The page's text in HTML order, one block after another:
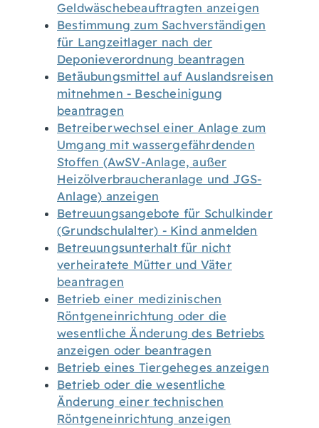
Geldwäschebeauftragten anzeigen
Bestimmung zum Sachverständigen
für Langzeitlager nach der
Deponieverordnung beantragen
Betäubungsmittel auf Auslandsreisen
mitnehmen - Bescheinigung
beantragen
Betreiberwechsel einer Anlage zum
Umgang mit wassergefährdenden
Stoffen (AwSV-Anlage, außer
Heizölverbraucheranlage und JGS-
Anlage) anzeigen
Betreuungsangebote für Schulkinder
(Grundschulalter) - Kind anmelden
Betreuungsunterhalt für nicht
verheiratete Mütter und Väter
beantragen
Betrieb einer medizinischen
Röntgeneinrichtung oder die
wesentliche Änderung des Betriebs
anzeigen oder beantragen
Betrieb eines Tiergeheges anzeigen
Betrieb oder die wesentliche
Änderung einer technischen
Röntgeneinrichtung anzeigen